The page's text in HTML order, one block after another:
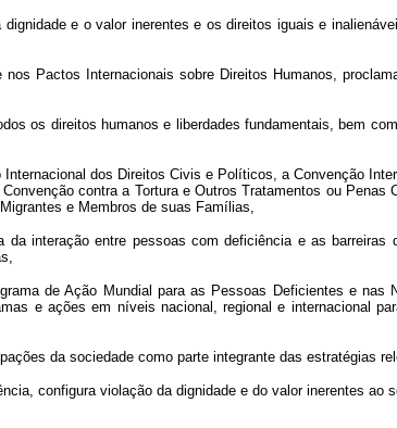
e o valor inerentes e os direitos iguais e
Pactos Internacionais sobre Direitos Humanos,
os direitos humanos e liberdades fundamentais, bem
dos Direitos Civis e Políticos, a Convenção
contra a Tortura e Outros Tratamentos ou
e Membros de suas Famílias,
interação entre pessoas com deficiência e as
de Ação Mundial para as Pessoas Deficientes e nas
e ações em níveis nacional, regional e internacional
da sociedade como parte integrante das estratégias
configura violação da dignidade e do valor inerentes ao